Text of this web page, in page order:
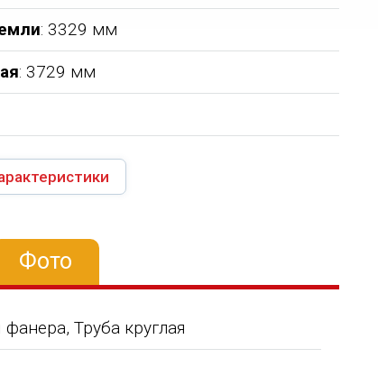
: 3329 мм
: 3729 мм
Фото
Труба круглая